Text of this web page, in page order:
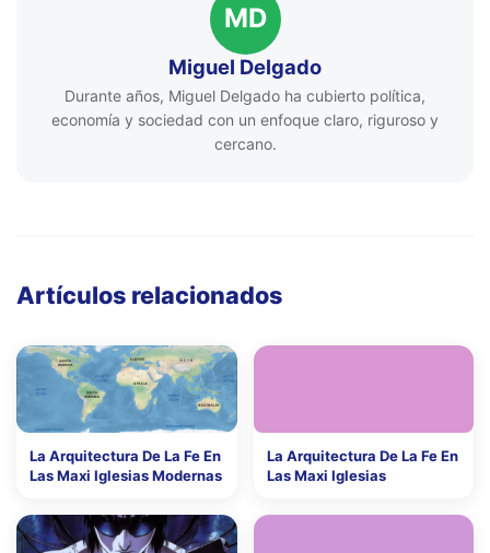
MD
Miguel Delgado
Durante años, Miguel Delgado ha cubierto política,
economía y sociedad con un enfoque claro, riguroso y
cercano.
Artículos relacionados
La Arquitectura De La Fe En
Las Maxi Iglesias Modernas
La Arquitectura De La Fe En
Las Maxi Iglesias